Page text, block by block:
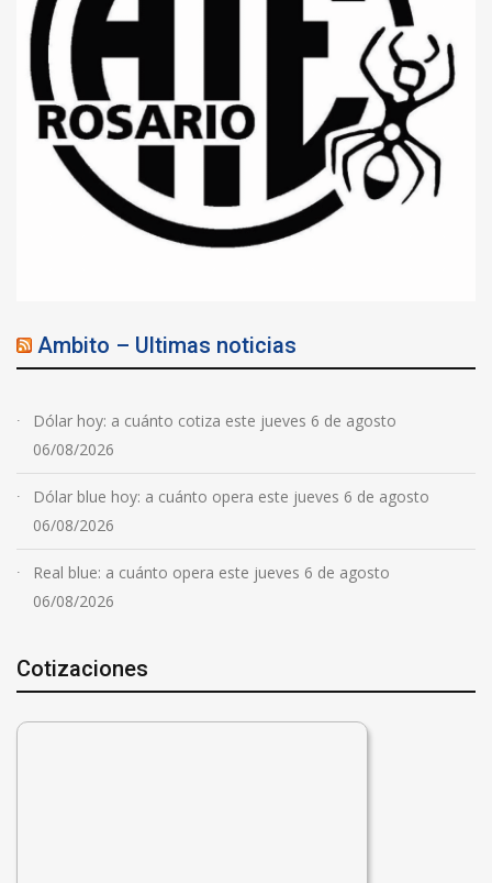
Ambito – Ultimas noticias
Dólar hoy: a cuánto cotiza este jueves 6 de agosto
06/08/2026
Dólar blue hoy: a cuánto opera este jueves 6 de agosto
06/08/2026
Real blue: a cuánto opera este jueves 6 de agosto
06/08/2026
Cotizaciones